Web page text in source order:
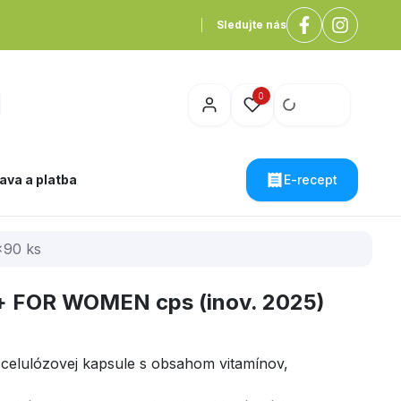
Sledujte nás
0
a platba E-recept
ks
FOR WOMEN cps (inov. 2025)
kapsule s obsahom vitamínov,